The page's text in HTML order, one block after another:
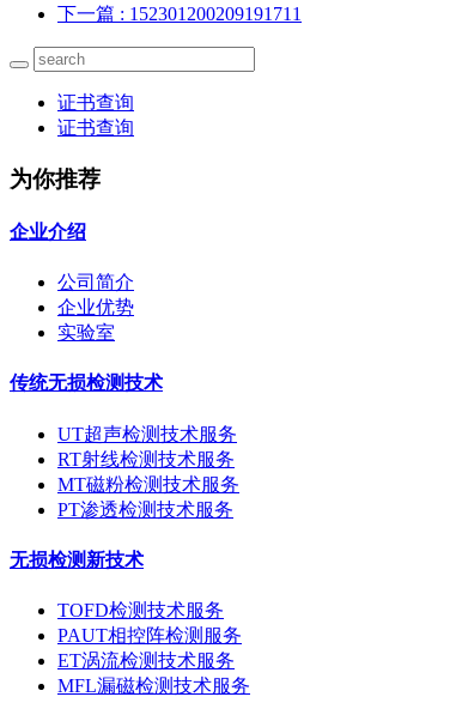
下一篇 : 152301200209191711
证书查询
证书查询
为你推荐
企业介绍
公司简介
企业优势
实验室
传统无损检测技术
UT超声检测技术服务
RT射线检测技术服务
MT磁粉检测技术服务
PT渗透检测技术服务
无损检测新技术
TOFD检测技术服务
PAUT相控阵检测服务
ET涡流检测技术服务
MFL漏磁检测技术服务